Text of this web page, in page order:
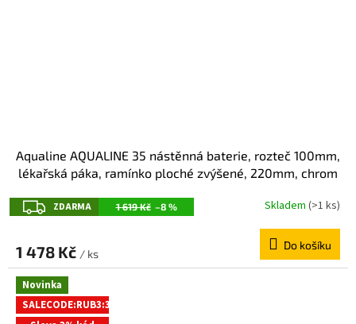
Z
A
R
M
A
ZDARMA 1 619 Kč –8 %
Aqualine AQUALINE 35 nástěnná baterie, rozteč 100mm,
lékařská páka, ramínko ploché zvýšené, 220mm, chrom
Skladem (>1 ks)
1 478 Kč / ks
Do košíku
Novinka
SALECODE:RUB3:3:%